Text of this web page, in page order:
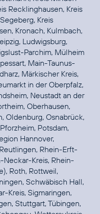
Recklinghausen, Kreis
Kreis
Kronach, Kulmbach,
Ludwigsburg,
Parchim, Mülheim
Main-Taunus-
Märkischer Kreis,
in der Oberpfalz,
Neustadt an der
Oberhausen,
Oldenburg, Osnabrück,
Potsdam,
Hannover,
Rhein-Erft-
Neckar-Kreis, Rhein-
Roth, Rottweil,
Schwäbisch Hall,
Kreis, Sigmaringen,
Stuttgart, Tübingen,